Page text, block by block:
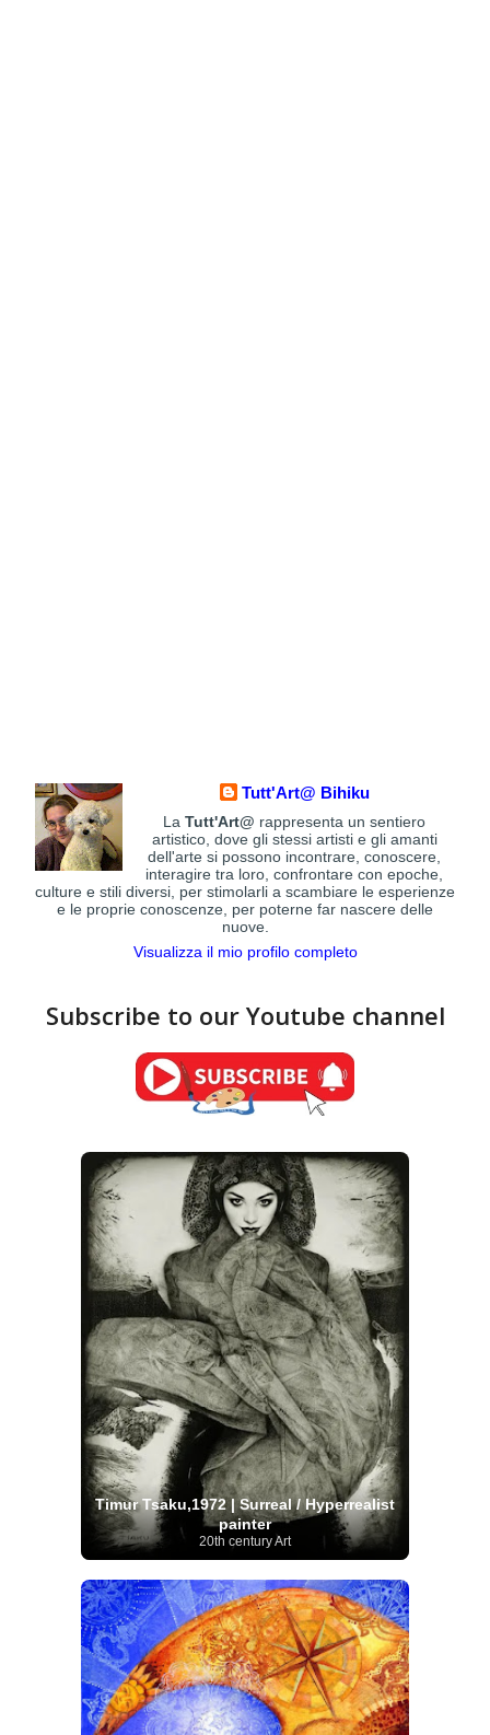
Tutt'Art@ Bihiku
LaTutt'Art@ rappresenta un sentiero
artistico, dove gli stessi artisti e gli amanti
dell'arte si possono incontrare, conoscere,
interagire tra loro, confrontare con epoche,
culture e stili diversi, per stimolarli a scambiare le esperienze
e le proprie conoscenze, per poterne far nascere delle
nuove.
Visualizza il mio profilo completo
Subscribe to our Youtube channel
Timur Tsaku,1972 | Surreal / Hyperrealist
painter
20th century Art